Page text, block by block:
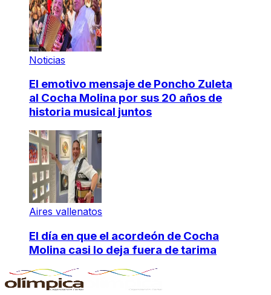
Noticias
El emotivo mensaje de Poncho Zuleta
al Cocha Molina por sus 20 años de
historia musical juntos
Aires vallenatos
El día en que el acordeón de Cocha
Molina casi lo deja fuera de tarima